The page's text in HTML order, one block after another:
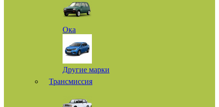
Ока
Другие марки
Трансмиссия